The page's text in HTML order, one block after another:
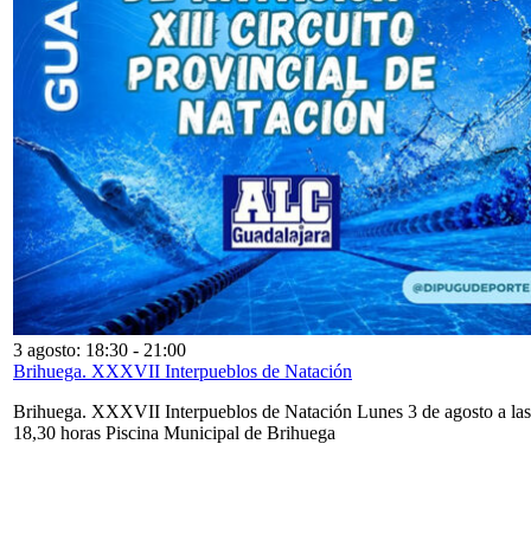
3 agosto: 18:30 - 21:00
Brihuega. XXXVII Interpueblos de Natación
Brihuega. XXXVII Interpueblos de Natación Lunes 3 de agosto a las
18,30 horas Piscina Municipal de Brihuega